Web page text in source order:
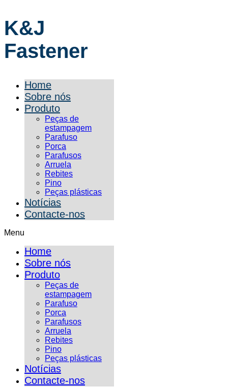
K&J
Fastener
Home
Sobre nós
Produto
Peças de
estampagem
Parafuso
Porca
Parafusos
Arruela
Rebites
Pino
Peças plásticas
Notícias
Contacte-nos
Menu
Home
Sobre nós
Produto
Peças de
estampagem
Parafuso
Porca
Parafusos
Arruela
Rebites
Pino
Peças plásticas
Notícias
Contacte-nos